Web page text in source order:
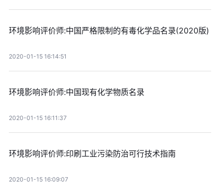
环境影响评价师:中国严格限制的有毒化学品名录(2020版)
2020-01-15 16:14:51
环境影响评价师:中国现有化学物质名录
2020-01-15 16:11:37
环境影响评价师:印刷工业污染防治可行技术指南
2020-01-15 16:09:07